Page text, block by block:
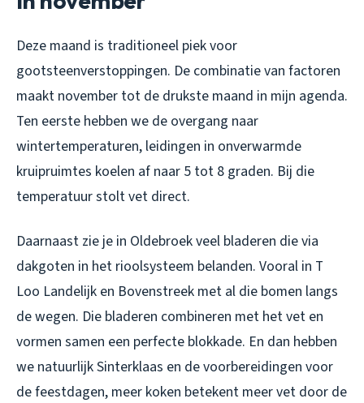
Deze maand is traditioneel piek voor
gootsteenverstoppingen. De combinatie van factoren
maakt november tot de drukste maand in mijn agenda.
Ten eerste hebben we de overgang naar
wintertemperaturen, leidingen in onverwarmde
kruipruimtes koelen af naar 5 tot 8 graden. Bij die
temperatuur stolt vet direct.
Daarnaast zie je in Oldebroek veel bladeren die via
dakgoten in het rioolsysteem belanden. Vooral in T
Loo Landelijk en Bovenstreek met al die bomen langs
de wegen. Die bladeren combineren met het vet en
vormen samen een perfecte blokkade. En dan hebben
we natuurlijk Sinterklaas en de voorbereidingen voor
de feestdagen, meer koken betekent meer vet door de